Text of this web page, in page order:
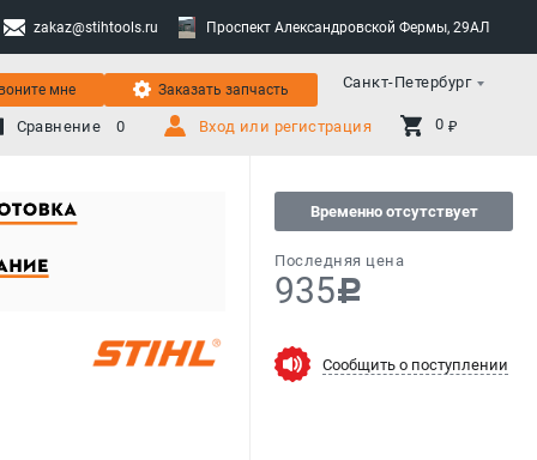
zakaz@stihtools.ru Проспект Александровской Фермы, 29АЛ
Санкт-Петербург
мне Заказать запчасть
Сравнение 0 Вход или регистрация 0 ₽
Временно отсутствует
Последняя цена
935c
Сообщить о поступлении